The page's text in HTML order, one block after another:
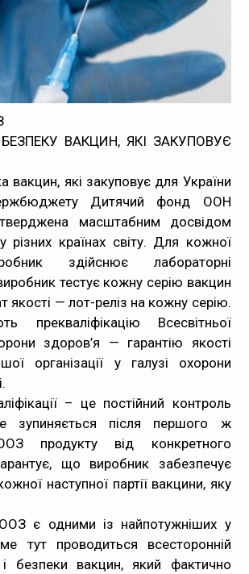
ВАКЦИН, ЯКІ ЗАКУПОВУЄ
вакцин, які закуповує для України
Дитячий фонд ООН
масштабним досвідом
різних країнах світу. Для кожної
здійснює лабораторні
тестує кожну серію вакцин
якості — лот-реліз на кожну серію.
прекваліфікацію Всесвітньої
здоров’я — гарантію якості
організації у галузі охорони
– це постійний контроль
зупиняється після першого ж
продукту від конкретного
що виробник забезпечує
наступної партії вакцини, яку
є одними із найпотужніших у
тут проводиться всесторонній
і безпеки вакцин, який фактично